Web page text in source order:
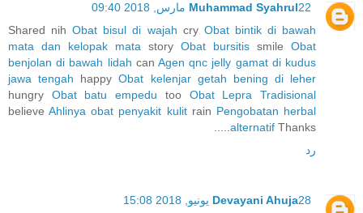
Muhammad Syahrul22 مارس, 2018 09:40
Shared nihObat bisul di wajah cry Obat bintik di bawah
mata dan kelopak mata story Obat bursitis smile Obat
benjolan di bawah lidah canAgen qnc jelly gamat di kudus
jawa tengah happyObat kelenjar getah bening di leher
hungry Obat batu empedu too Obat Lepra Tradisional
believeAhlinya obat penyakit kulitrain Pengobatan herbal
alternatif Thanks.....
رد
Devayani Ahuja28 يونيو, 2018 15:08